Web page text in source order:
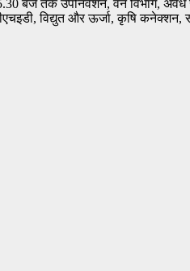
बजे तक उपनिवेशन, वन विभाग, अवैध
विद्युत और ऊर्जा, कृषि कनेक्शन,